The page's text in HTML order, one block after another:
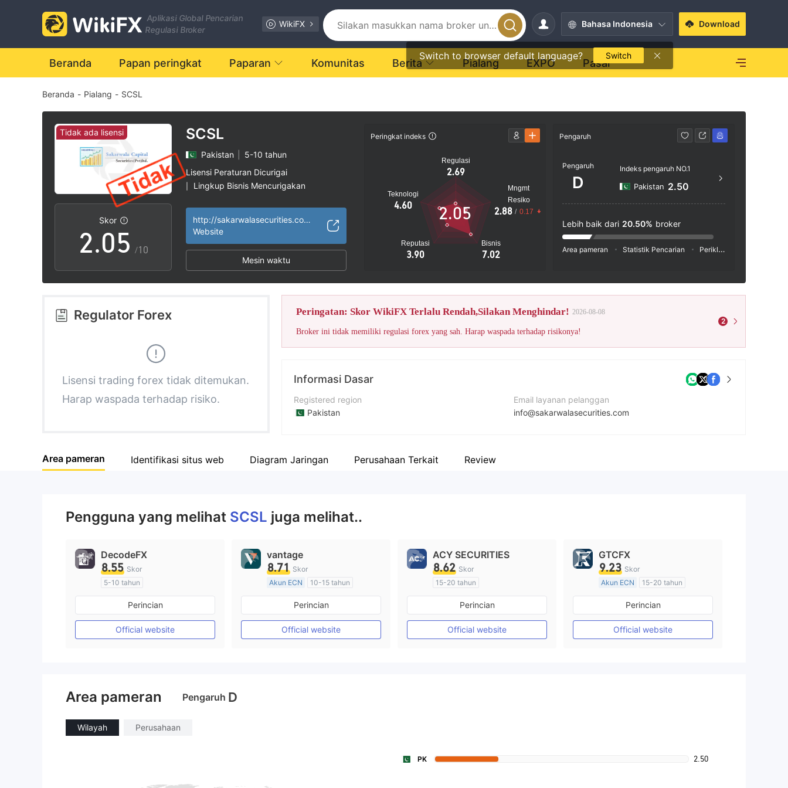
Aplikasi Global Pencarian
Regulasi Broker
WikiFX Bahasa Indonesia
Switch to browser default language? Switch
Download
Beranda Papan peringkat Paparan Komunitas Berita Pialang EXPO Pasar
Beranda - Pialang - SCSL
Tidak ada lisensi
Skor
0
1
2
3
4
6
7
9
.0
1
2
4
5
7
8
9
0
1
2
3
4
5
6
7
9
/10
SCSL
Pakistan
5-10 tahun
Lisensi Peraturan Dicurigai
Lingkup Bisnis Mencurigakan
http://sakarwalasecurities.com/
Website
Mesin waktu
Peringkat indeks
Regulasi
2.69
Teknologi
4.60
Reputasi
3.90
Bisnis
7.02
Mngmt
Resiko
2.88 / 0.17
2.05
Pengaruh
Pengaruh
D
Indeks pengaruh NO.1
Pakistan 2.50
Lebih baik dari 20.50% broker
Area pameran Statistik Pencarian Periklanan
Regulator Forex
Lisensi trading forex tidak ditemukan.
Harap waspada terhadap risiko.
Peringatan: Skor WikiFX Terlalu Rendah,Silakan Menghindar! 2026-08-08
Broker ini tidak memiliki regulasi forex yang sah. Harap waspada terhadap risikonya!
2
Informasi Dasar
Registered region
Pakistan
Nama perusahaan
Email layanan pelanggan
info@sakarwalasecurities.com
Area pameran Identifikasi situs web Diagram Jaringan Perusahaan Terkait Review
Pengguna yang melihat SCSL juga melihat..
DecodeFX
8.55 Skor
5-10 tahun
Diatur di Australia
Market Maker (MM)
Lisensi Penuh MT4
Perincian
Official website
vantage
8.71 Skor
Akun ECN
10-15 tahun
Diatur di Australia
Market Maker (MM)
Lisensi Penuh MT4
Perincian
Official website
ACY SECURITIES
8.62 Skor
15-20 tahun
Diatur di Australia
Market Maker (MM)
Lisensi Penuh MT4
Perincian
Official website
GTCFX
9.23 Skor
Akun ECN
15-20 tahun
Diatur di Kerajaan Inggris
Market Maker (MM)
Lisensi Penuh MT4
Perincian
Official website
Area pameran Pengaruh D
Wilayah Perusahaan
PK 2.50